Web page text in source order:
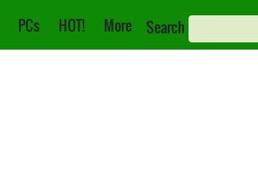
PCs HOT! More Search